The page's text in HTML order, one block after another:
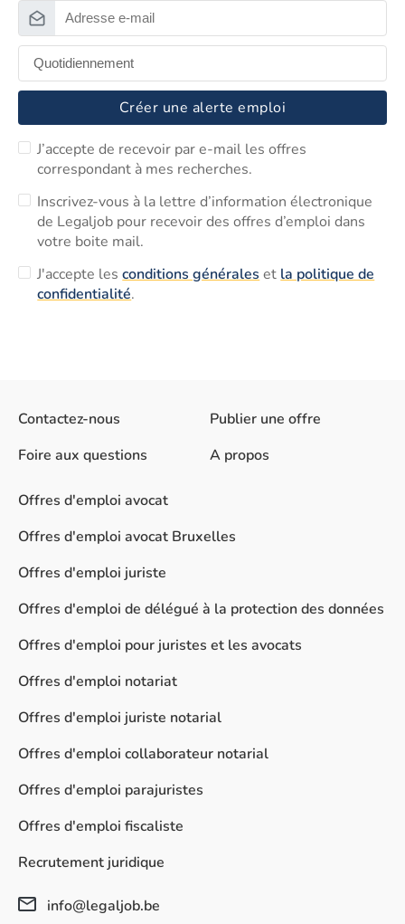
Créer une alerte emploi
J’accepte de recevoir par e-mail les offres
correspondant à mes recherches.
Inscrivez-vous à la lettre d’information électronique
de Legaljob pour recevoir des offres d’emploi dans
votre boite mail.
J'accepte lesconditions générales et la politique de
confidentialité.
Contactez-nous
Foire aux questions
Publier une offre
A propos
Offres d'emploi avocat
Offres d'emploi avocat Bruxelles
Offres d'emploi juriste
Offres d'emploi de délégué à la protection des données
Offres d'emploi pour juristes et les avocats
Offres d'emploi notariat
Offres d'emploi juriste notarial
Offres d'emploi collaborateur notarial
Offres d'emploi parajuristes
Offres d'emploi fiscaliste
Recrutement juridique
info@legaljob.be